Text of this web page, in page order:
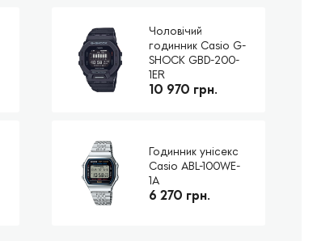
Чоловічий
годинник Casio G-
SHOCK GBD-200-
1ER
10 970 грн.
Годинник унісекс
Casio ABL-100WE-
1A
6 270 грн.